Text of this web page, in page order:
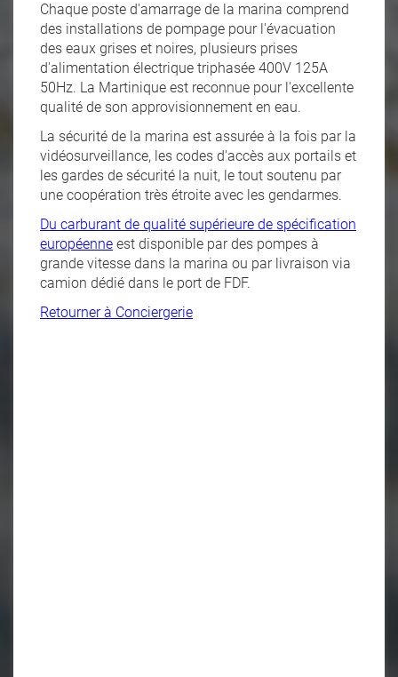
Chaque poste d'amarrage de la marina comprend
des installations de pompage pour l'évacuation
des eaux grises et noires, plusieurs prises
d'alimentation électrique triphasée 400V 125A
50Hz. La Martinique est reconnue pour l'excellente
qualité de son approvisionnement en eau.
La sécurité de la marina est assurée à la fois par la
vidéosurveillance, les codes d'accès aux portails et
les gardes de sécurité la nuit, le tout soutenu par
une coopération très étroite avec les gendarmes.
Du carburant de qualité supérieure de spécification
européenne est disponible par des pompes à
grande vitesse dans la marina ou par livraison via
camion dédié dans le port de FDF.
Retourner à Conciergerie